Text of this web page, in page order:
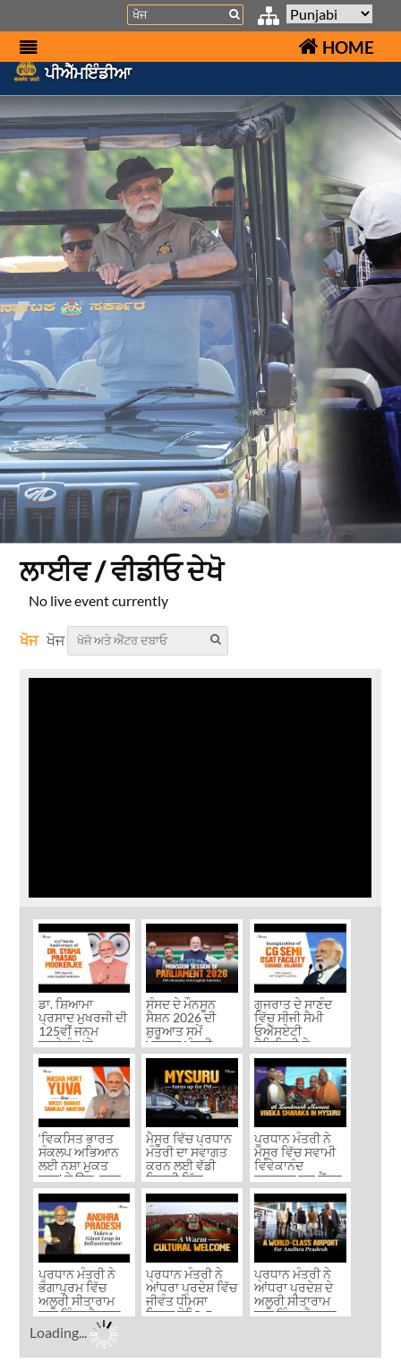
Search
HOME
ਪੀਐੱਮਇੰਡੀਆ
ਲਾਈਵ / ਵੀਡੀਓ ਦੇਖੋ
No live event currently
ਖੋਜ ਖੋਜ
ਡਾ. ਸ਼ਿਆਮਾ
ਪ੍ਰਸਾਦ ਮੁਖਰਜੀ ਦੀ
125ਵੀਂ ਜਨਮ
ਵਰ੍ਹੇਗੰਢ ‘ਤੇ
ਪ੍ਰਧਾਨ ਮੰਤਰੀ ...
ਸੰਸਦ ਦੇ ਮੌਨਸੂਨ
ਸੈਸ਼ਨ 2026 ਦੀ
ਸ਼ੁਰੂਆਤ ਸਮੇਂ
ਪ੍ਰਧਾਨ ਮੰਤਰੀ
ਦੀਆਂ ...
ਗੁਜਰਾਤ ਦੇ ਸਾਣੰਦ
ਵਿੱਚ ਸੀਜੀ ਸੈਮੀ
ਓਐੱਸਏਟੀ
ਫੈਸਿਲਿਟੀ ਦੇ
ਉਦਘਾਟਨ ਸਮੇਂ ...
‘ਵਿਕਸਿਤ ਭਾਰਤ
ਸੰਕਲਪ ਅਭਿਆਨ
ਲਈ ਨਸ਼ਾ ਮੁਕਤ
ਯੁਵਾ’ ਦੇ ਉਦਘਾਟਨ
ਸਮੇਂ ...
ਮੈਸੂਰ ਵਿੱਚ ਪ੍ਰਧਾਨ
ਮੰਤਰੀ ਦਾ ਸਵਾਗਤ
ਕਰਨ ਲਈ ਵੱਡੀ
ਗਿਣਤੀ ਵਿੱਚ ...
ਪ੍ਰਧਾਨ ਮੰਤਰੀ ਨੇ
ਮੈਸੂਰ ਵਿੱਚ ਸਵਾਮੀ
ਵਿਵੇਕਾਨੰਦ
ਕਲਚਰਲ ਯੂਥ ਸੈਂਟਰ
– ...
ਪ੍ਰਧਾਨ ਮੰਤਰੀ ਨੇ
ਭੋਗਾਪੁਰਮ ਵਿੱਚ
ਅਲੂਰੀ ਸੀਤਾਰਾਮ
ਰਾਜੂ ਇੰਟਰਨੈਸ਼ਨਲ
ਏਅਰਪੋਰਟ ਦਾ ...
ਪ੍ਰਧਾਨ ਮੰਤਰੀ ਨੇ
ਆਂਧਰਾ ਪ੍ਰਦੇਸ਼ ਵਿੱਚ
ਜੀਵੰਤ ਧੀਮਸਾ
ਨ੍ਰਿਤ ਦੇਖਿਆ
ਪ੍ਰਧਾਨ ਮੰਤਰੀ ਨੇ
ਆਂਧਰਾ ਪ੍ਰਦੇਸ਼ ਦੇ
ਅਲੂਰੀ ਸੀਤਾਰਾਮ
ਰਾਜੂ ਇੰਟਰਨੈਸ਼ਨਲ
Loading...